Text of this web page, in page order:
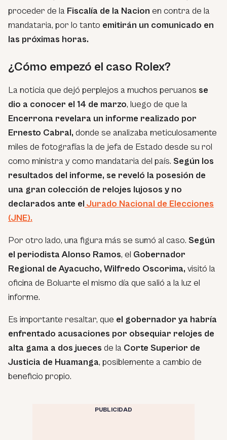
proceder de la Fiscalía de la Nacion en contra de la
mandataria, por lo tanto emitirán un comunicado en
las próximas horas.
¿Cómo empezó el caso Rolex?
La noticia que dejó perplejos a muchos peruanos se
dio a conocer el 14 de marzo, luego de que la
Encerrona revelara un informe realizado por
Ernesto Cabral, donde se analizaba meticulosamente
miles de fotografías la de jefa de Estado desde su rol
como ministra y como mandataria del país. Según los
resultados del informe, se reveló la posesión de
una gran colección de relojes lujosos y no
declarados ante el Jurado Nacional de Elecciones
(JNE).
Por otro lado, una figura más se sumó al caso. Según
el periodista Alonso Ramos, el Gobernador
Regional de Ayacucho, Wilfredo Oscorima, visitó la
oficina de Boluarte el mismo día que salió a la luz el
informe.
Es importante resaltar, que el gobernador ya habría
enfrentado acusaciones por obsequiar relojes de
alta gama a dos jueces de la Corte Superior de
Justicia de Huamanga, posiblemente a cambio de
beneficio propio.
PUBLICIDAD